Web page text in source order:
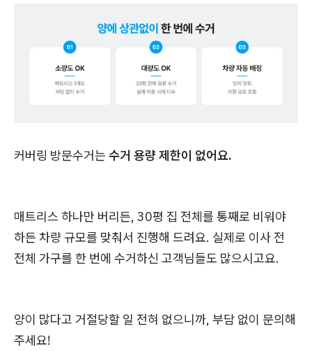
커버링 방문수거는 수거 용량 제한이 없어요.
매트리스 하나만 버리든, 30평 집 전체를 통째로 비워야
하든 차량 규모를 맞춰서 진행해 드려요. 실제로 이사 전
전체 가구를 한 번에 수거하신 고객님들도 많으시고요.
양이 많다고 거절당할 일 전혀 없으니까, 부담 없이 문의해
주세요!